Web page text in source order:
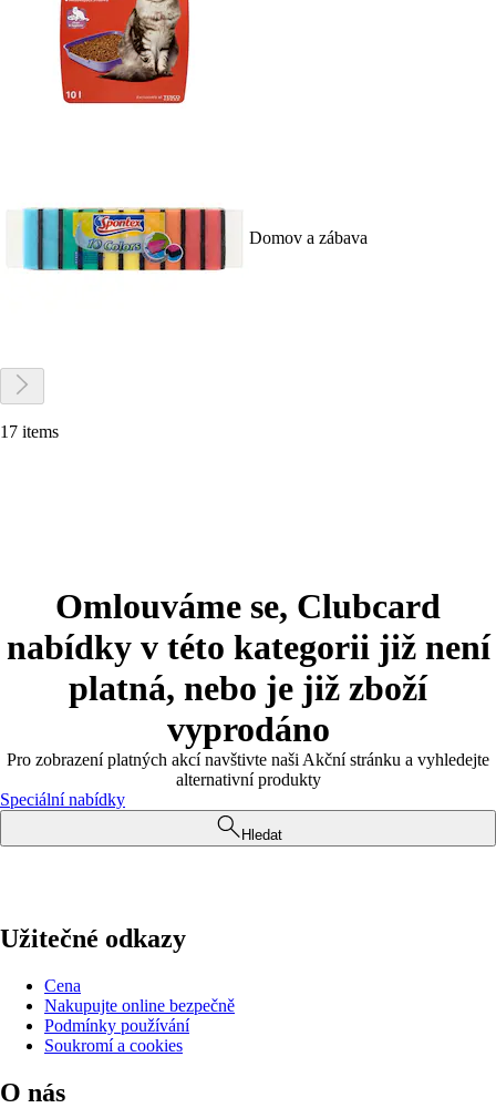
Domov a zábava
17 items
Omlouváme se, Clubcard
nabídky v této kategorii již není
platná, nebo je již zboží
vyprodáno
Pro zobrazení platných akcí navštivte naši Akční stránku a vyhledejte
alternativní produkty
Speciální nabídky
Hledat
Užitečné odkazy
Cena
Nakupujte online bezpečně
Podmínky používání
Soukromí a cookies
O nás